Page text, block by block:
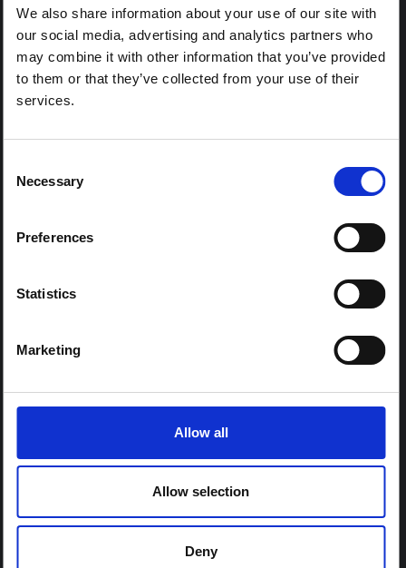
We also share information about your use of our site with
our social media, advertising and analytics partners who
may combine it with other information that you’ve provided
to them or that they’ve collected from your use of their
services.
Selection
Necessary
Preferences
Statistics
Marketing
Allow all
Allow selection
Deny
المناطق:
شرق آسيا والمحيط الهادئ
الشرق الأوسط وشمال أفريقيا
غرب ووسط أفريقيا
محتوى الزمالة:
نعم